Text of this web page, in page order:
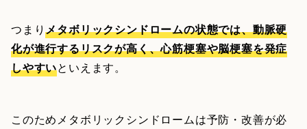
つまりメタボリックシンドロームの状態では、動脈硬
化が進行するリスクが高く、心筋梗塞や脳梗塞を発症
しやすいといえます。
このためメタボリックシンドロームは予防・改善が必